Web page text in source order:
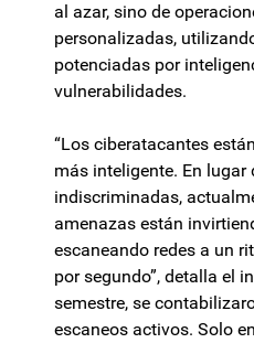
al azar, sino de
personalizadas,
potenciadas por
vulnerabilidades.
“Los ciberatacantes
más inteligente. En
indiscriminadas,
amenazas están
escaneando redes a un
por segundo”, detalla el
semestre, se
escaneos activos. Solo